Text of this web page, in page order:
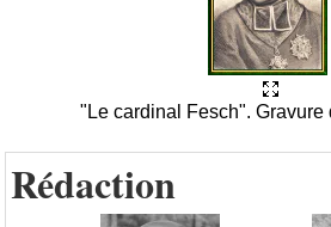
"Le cardinal Fesch". Gravure
Rédaction